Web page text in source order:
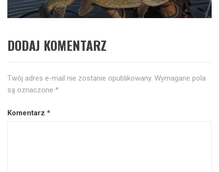
DODAJ KOMENTARZ
Twój adres e-mail nie zostanie opublikowany. Wymagane pola
są oznaczone *
Komentarz *